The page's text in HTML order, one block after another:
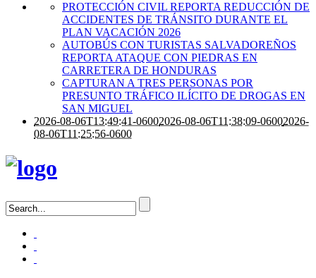
PROTECCIÓN CIVIL REPORTA REDUCCIÓN DE
ACCIDENTES DE TRÁNSITO DURANTE EL
PLAN VACACIÓN 2026
AUTOBÚS CON TURISTAS SALVADOREÑOS
REPORTA ATAQUE CON PIEDRAS EN
CARRETERA DE HONDURAS
CAPTURAN A TRES PERSONAS POR
PRESUNTO TRÁFICO ILÍCITO DE DROGAS EN
SAN MIGUEL
2026-08-06T13:49:41-06002026-08-06T11:38:09-06002026-
08-06T11:25:56-0600